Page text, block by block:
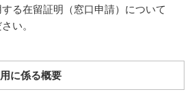
る在留証明（窓口申請）について
い。
に係る概要